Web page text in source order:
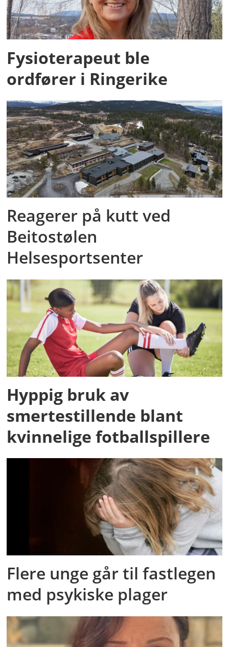
Fysioterapeut ble
ordfører i Ringerike
Reagerer på kutt ved
Beitostølen
Helsesportsenter
Hyppig bruk av
smertestillende blant
kvinnelige fotballspillere
Flere unge går til fastlegen
med psykiske plager